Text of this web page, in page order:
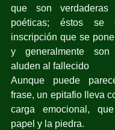
que son verdaderas
poéticas; éstos se
inscripción que se
y generalmente
aluden al fallecido
Aunque puede
frase, un epitafio lleva
carga emocional,
papel y la piedra.